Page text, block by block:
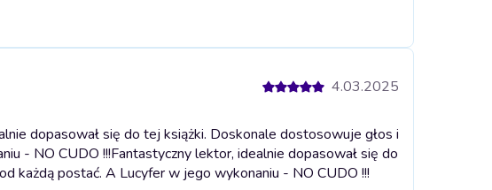
4.03.2025
dopasował się do tej książki. Doskonale dostosowuje głos i
- NO CUDO !!!Fantastyczny lektor, idealnie dopasował się do
każdą postać. A Lucyfer w jego wykonaniu - NO CUDO !!!